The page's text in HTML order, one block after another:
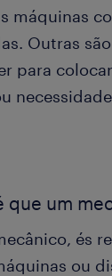
máquinas
Outras
para
que um
és
ou